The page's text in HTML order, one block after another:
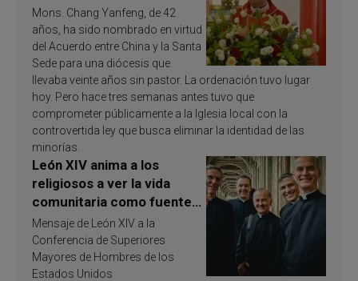
Mons. Chang Yanfeng, de 42
años, ha sido nombrado en virtud
del Acuerdo entre China y la Santa
Sede para una diócesis que
llevaba veinte años sin pastor. La ordenación tuvo lugar
hoy. Pero hace tres semanas antes tuvo que
comprometer públicamente a la Iglesia local con la
controvertida ley que busca eliminar la identidad de las
minorías.
León XIV anima a los
religiosos a ver la vida
comunitaria como fuente
de inspiración y
santificación
Mensaje de León XIV a la
Conferencia de Superiores
Mayores de Hombres de los
Estados Unidos